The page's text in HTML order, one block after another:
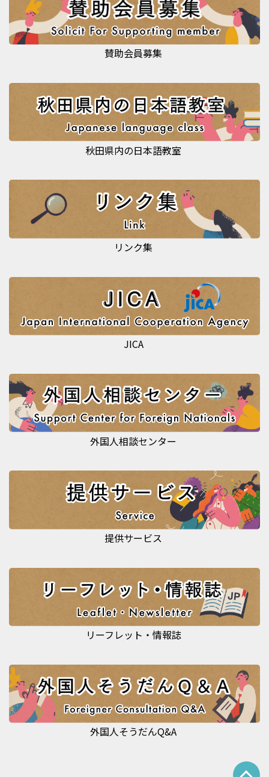
賛助会員募集
秋田県内の日本語教室
リンク集
JICA
外国人相談センター
提供サービス
リーフレット・情報誌
外国人そうだんQ&A